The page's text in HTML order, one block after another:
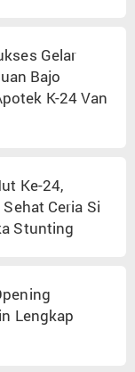
Gelar
Bajo
K-24 Van
Ke-24,
Ceria Si
Stunting
Lengkap